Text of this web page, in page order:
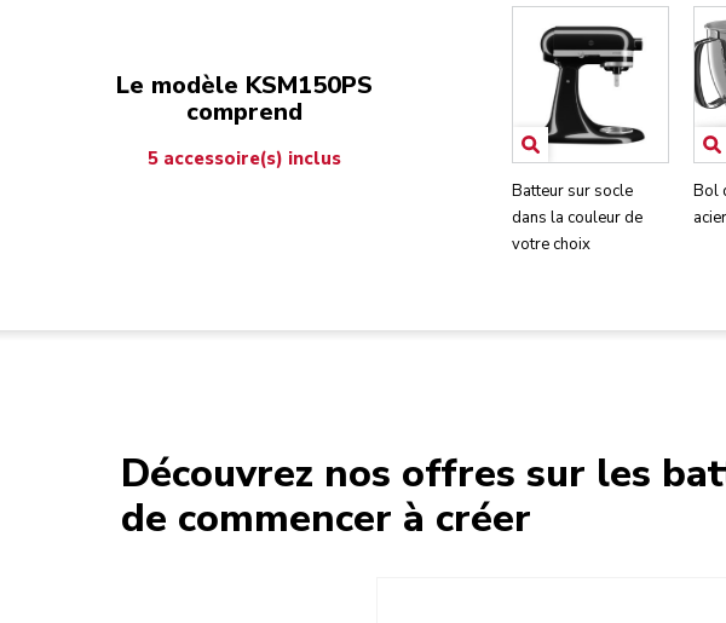
Le modèle KSM150PS
comprend
5 accessoire(s) inclus
Batteur sur socle
dans la couleur de
votre choix
Bol
Découvrez nos offres sur les
de commencer à créer